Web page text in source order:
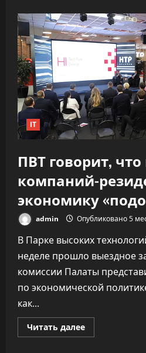
ИИ
почти
удвоил
скорость
разработки
софта,
обрушив
качество
IT
ПВТ говорит,
компаний-
экономику
admin Опубликовано 5
В Парке высоких
неделе прошло выездное
комиссии Палаты
по экономической
как...
Читать далееПрочитать
больше